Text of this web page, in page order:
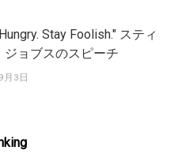
Stay Foolish." スティ
ジョブスのスピーチ
月3日